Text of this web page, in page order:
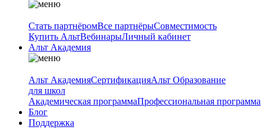
Стать партнёромВсе партнёрыСовместимость
Купить АльтВебинарыЛичный кабинет
Альт Академия
Альт АкадемияСертификацияАльт Образование
для школ
Академическая программаПрофессиональная программа
Блог
Поддержка